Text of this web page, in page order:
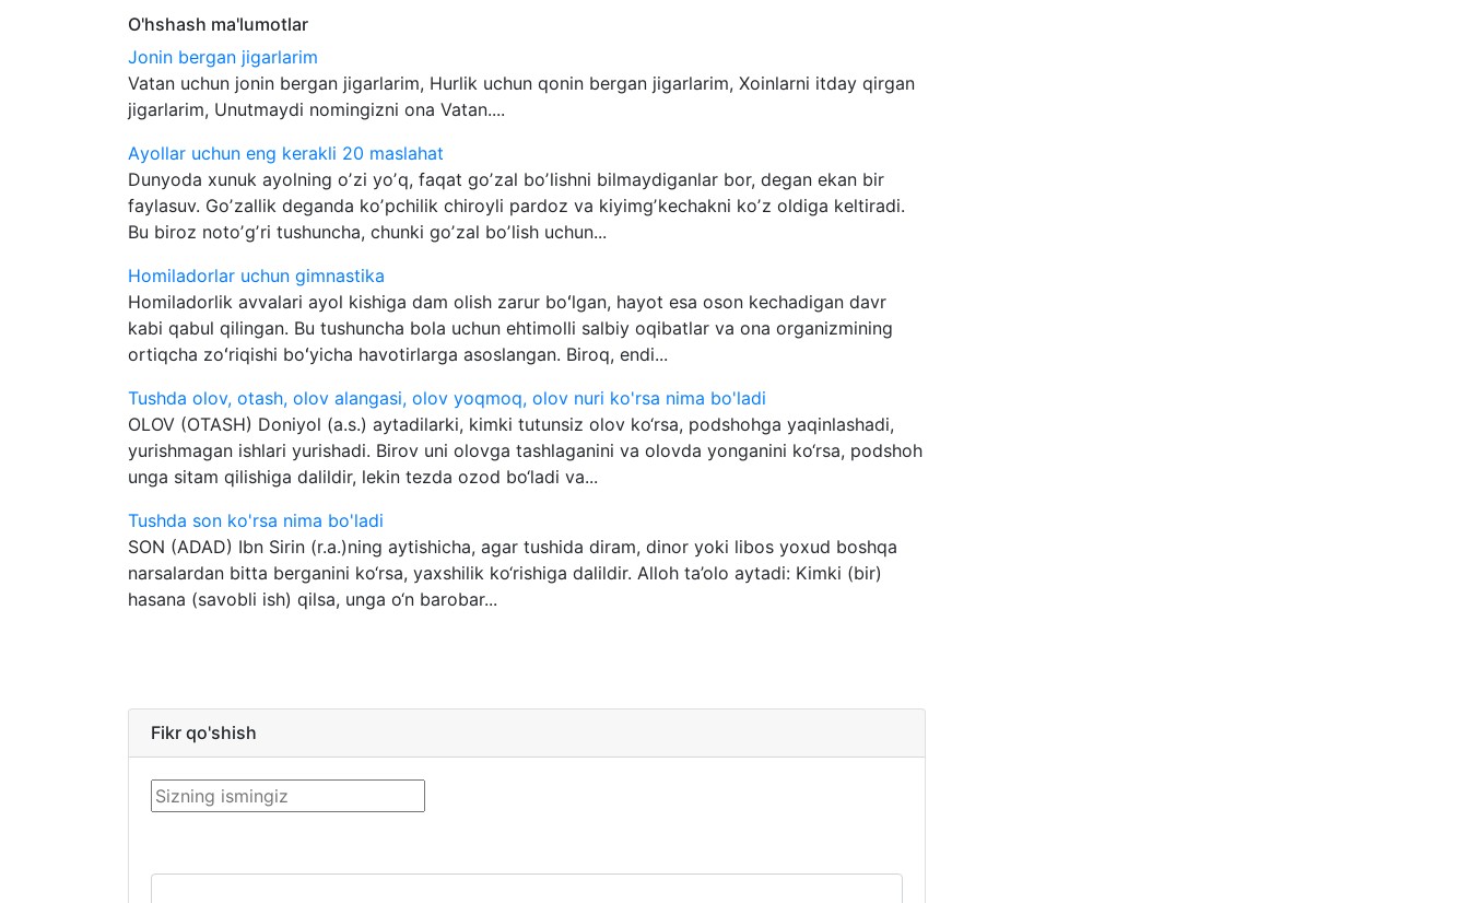
O'hshash ma'lumotlar
Jonin bergan jigarlarim
Vatan uchun jonin bergan jigarlarim, Hurlik uchun qonin bergan jigarlarim, Xoinlarni itday qirgan
jigarlarim, Unutmaydi nomingizni ona Vatan....
Аyollar uchun eng kerakli 20 maslahat
Dunyoda xunuk ayolning oʼzi yoʼq, faqat goʼzal boʼlishni bilmaydiganlar bor, degan ekan bir
faylasuv. Goʼzallik deganda koʼpchilik chiroyli pardoz va kiyimgʼkechakni koʼz oldiga keltiradi.
Bu biroz notoʼgʼri tushuncha, chunki goʼzal boʼlish uchun...
Homiladorlar uchun gimnastika
Homiladorlik avvalari ayol kishiga dam olish zarur boʻlgan, hayot esa oson kechadigan davr
kabi qabul qilingan. Bu tushuncha bola uchun ehtimolli salbiy oqibatlar va ona organizmining
ortiqcha zoʻriqishi boʻyicha havotirlarga asoslangan. Biroq, endi...
Tushda olov, otash, olov alangasi, olov yoqmoq, olov nuri ko'rsa nima bo'ladi
OLOV (OTASH) Doniyol (a.s.) aytadilarki, kimki tutunsiz olov ko‘rsa, podshohga yaqinlashadi,
yurishmagan ishlari yurishadi. Birov uni olovga tashlaganini va olovda yonganini ko‘rsa, podshoh
unga sitam qilishiga dalildir, lekin tezda ozod bo‘ladi va...
Tushda son ko'rsa nima bo'ladi
SON (ADAD) Ibn Sirin (r.a.)ning aytishicha, agar tushida diram, dinor yoki libos yoxud boshqa
narsalardan bitta berganini ko‘rsa, yaxshilik ko‘rishiga dalildir. Alloh ta’olo aytadi: Kimki (bir)
hasana (savobli ish) qilsa, unga o‘n barobar...
Fikr qo'shish